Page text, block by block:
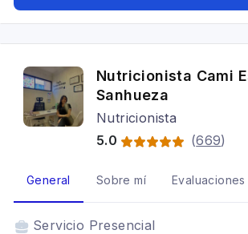
Nutricionista Cami
Sanhueza
Nutricionista
5.0
(669)
General Sobre mí Evaluaciones
Servicio Presencial